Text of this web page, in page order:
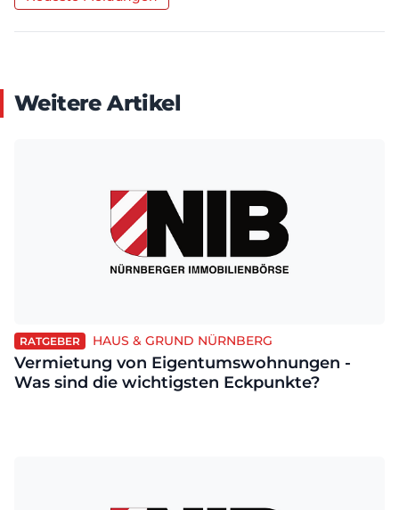
Weitere Artikel
RATGEBER HAUS & GRUND NÜRNBERG
Vermietung von Eigentumswohnungen -
Was sind die wichtigsten Eckpunkte?